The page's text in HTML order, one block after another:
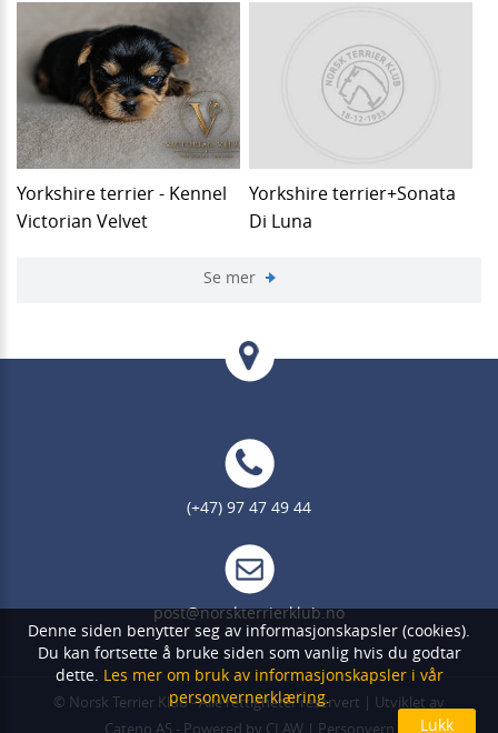
Yorkshire terrier - Kennel
Victorian Velvet
Yorkshire terrier+Sonata
Di Luna
Se mer
(+47) 97 47 49 44
post@norskterrierklub.no
© Norsk Terrier Klub- Alle rettigheter reservert | Utviklet av
Cateno AS - Powered by CLAW| Personvern
Denne siden benytter seg av informasjonskapsler (cookies).
Du kan fortsette å bruke siden som vanlig hvis du godtar
dette. Les mer om bruk av informasjonskapsler i vår
personvernerklæring.